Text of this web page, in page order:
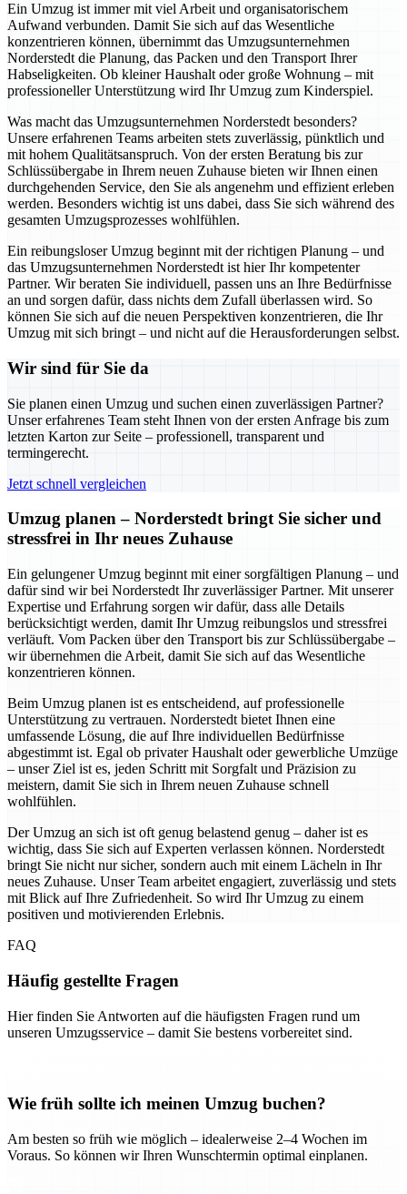
Ein Umzug ist immer mit viel Arbeit und organisatorischem
Aufwand verbunden. Damit Sie sich auf das Wesentliche
konzentrieren können, übernimmt das Umzugsunternehmen
Norderstedt die Planung, das Packen und den Transport Ihrer
Habseligkeiten. Ob kleiner Haushalt oder große Wohnung – mit
professioneller Unterstützung wird Ihr Umzug zum Kinderspiel.
Was macht das Umzugsunternehmen Norderstedt besonders?
Unsere erfahrenen Teams arbeiten stets zuverlässig, pünktlich und
mit hohem Qualitätsanspruch. Von der ersten Beratung bis zur
Schlüssübergabe in Ihrem neuen Zuhause bieten wir Ihnen einen
durchgehenden Service, den Sie als angenehm und effizient erleben
werden. Besonders wichtig ist uns dabei, dass Sie sich während des
gesamten Umzugsprozesses wohlfühlen.
Ein reibungsloser Umzug beginnt mit der richtigen Planung – und
das Umzugsunternehmen Norderstedt ist hier Ihr kompetenter
Partner. Wir beraten Sie individuell, passen uns an Ihre Bedürfnisse
an und sorgen dafür, dass nichts dem Zufall überlassen wird. So
können Sie sich auf die neuen Perspektiven konzentrieren, die Ihr
Umzug mit sich bringt – und nicht auf die Herausforderungen selbst.
Wir sind für Sie da
Sie planen einen Umzug und suchen einen zuverlässigen Partner?
Unser erfahrenes Team steht Ihnen von der ersten Anfrage bis zum
letzten Karton zur Seite – professionell, transparent und
termingerecht.
Jetzt schnell vergleichen
Umzug planen – Norderstedt bringt Sie sicher und
stressfrei in Ihr neues Zuhause
Ein gelungener Umzug beginnt mit einer sorgfältigen Planung – und
dafür sind wir bei Norderstedt Ihr zuverlässiger Partner. Mit unserer
Expertise und Erfahrung sorgen wir dafür, dass alle Details
berücksichtigt werden, damit Ihr Umzug reibungslos und stressfrei
verläuft. Vom Packen über den Transport bis zur Schlüssübergabe –
wir übernehmen die Arbeit, damit Sie sich auf das Wesentliche
konzentrieren können.
Beim Umzug planen ist es entscheidend, auf professionelle
Unterstützung zu vertrauen. Norderstedt bietet Ihnen eine
umfassende Lösung, die auf Ihre individuellen Bedürfnisse
abgestimmt ist. Egal ob privater Haushalt oder gewerbliche Umzüge
– unser Ziel ist es, jeden Schritt mit Sorgfalt und Präzision zu
meistern, damit Sie sich in Ihrem neuen Zuhause schnell
wohlfühlen.
Der Umzug an sich ist oft genug belastend genug – daher ist es
wichtig, dass Sie sich auf Experten verlassen können. Norderstedt
bringt Sie nicht nur sicher, sondern auch mit einem Lächeln in Ihr
neues Zuhause. Unser Team arbeitet engagiert, zuverlässig und stets
mit Blick auf Ihre Zufriedenheit. So wird Ihr Umzug zu einem
positiven und motivierenden Erlebnis.
FAQ
Häufig gestellte Fragen
Hier finden Sie Antworten auf die häufigsten Fragen rund um
unseren Umzugsservice – damit Sie bestens vorbereitet sind.
Wie früh sollte ich meinen Umzug buchen?
Am besten so früh wie möglich – idealerweise 2–4 Wochen im
Voraus. So können wir Ihren Wunschtermin optimal einplanen.